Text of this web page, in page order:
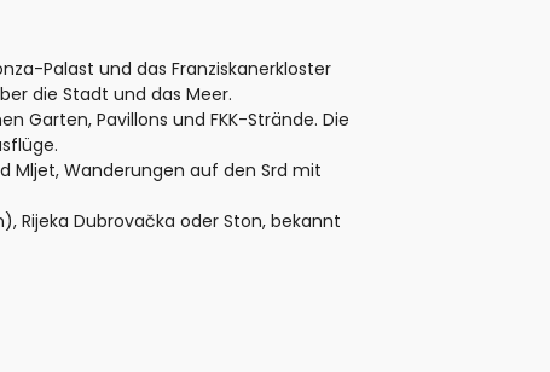
Palast und das Franziskanerkloster
die Stadt und das Meer.
Garten, Pavillons und FKK-Strände. Die
Mljet, Wanderungen auf den Srd mit
Rijeka Dubrovačka oder Ston, bekannt